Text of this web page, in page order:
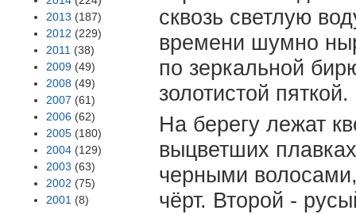
2013 (187)
2012 (229)
2011 (38)
2009 (49)
2008 (49)
2007 (61)
2006 (62)
2005 (180)
2004 (129)
2003 (63)
2002 (75)
2001 (8)
сквозь светлую
времени шумно
по зеркальной
золотистой пяткой.
На берегу лежат
выцветших
черными
чёрт. Второй -